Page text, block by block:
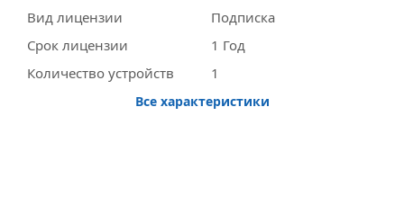
Вид лицензии
Подписка
Срок лицензии
1 Год
Количество устройств
1
Все характеристики